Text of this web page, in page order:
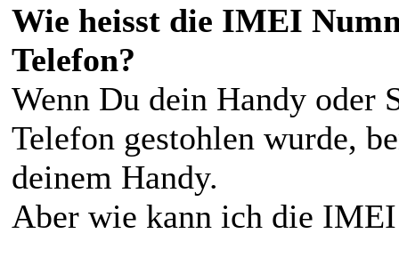
Wie heisst die IMEI
Telefon?
Wenn Du dein Handy oder
Telefon gestohlen wurde,
deinem Handy.
Aber wie kann ich die